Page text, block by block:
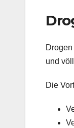
und
Die